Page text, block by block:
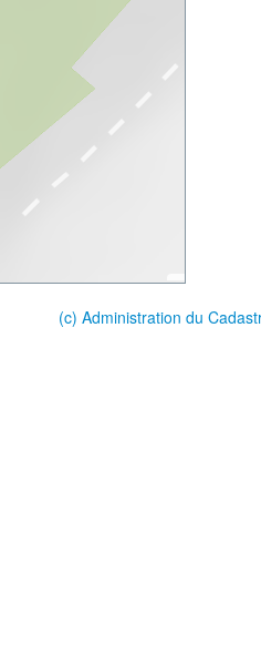
(c) Administration du